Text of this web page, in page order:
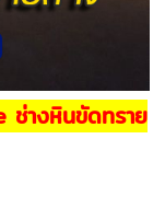
ช่างหินขัดทราย